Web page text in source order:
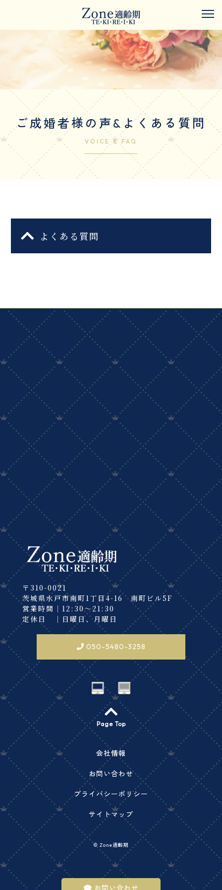
お問い合わせ
ご成婚者様の声&よくある質問
VOICE & FAQ
よくある質問
〒310-0021
茨城県水戸市南町1丁目4-16 南町ビル5F
営業時間｜12:30～21:30
定休日 ｜日曜日、月曜日
050-5480-3258
Page Top
会社情報
お問い合わせ
プライバシーポリシー
サイトマップ
© Zone適齢期